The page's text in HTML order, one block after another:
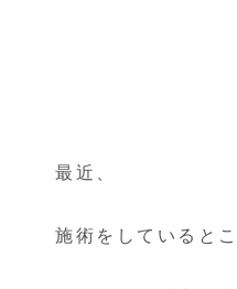
最近、
施術をしているとこ